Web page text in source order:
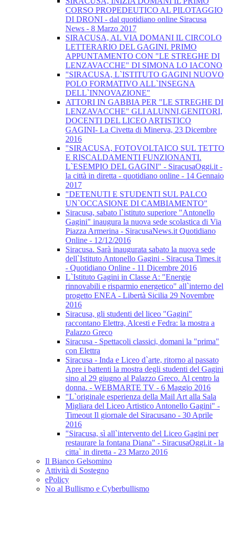
CORSO PROPEDEUTICO AL PILOTAGGIO
DI DRONI - dal quotidiano online Siracusa
News - 8 Marzo 2017
SIRACUSA, AL VIA DOMANI IL CIRCOLO
LETTERARIO DEL GAGINI. PRIMO
APPUNTAMENTO CON "LE STREGHE DI
LENZAVACCHE" DI SIMONA LO IACONO
"SIRACUSA, L`ISTITUTO GAGINI NUOVO
POLO FORMATIVO ALL`INSEGNA
DELL`INNOVAZIONE"
ATTORI IN GABBIA PER "LE STREGHE DI
LENZAVACCHE" GLI ALUNNI,GENITORI,
DOCENTI DEL LICEO ARTISTICO
GAGINI- La Civetta di Minerva, 23 Dicembre
2016
"SIRACUSA, FOTOVOLTAICO SUL TETTO
E RISCALDAMENTI FUNZIONANTI.
L`ESEMPIO DEL GAGINI" - SiracusaOggi.it -
la città in diretta - quotidiano online - 14 Gennaio
2017
"DETENUTI E STUDENTI SUL PALCO
UN`OCCASIONE DI CAMBIAMENTO"
Siracusa, sabato l`istituto superiore "Antonello
Gagini" inaugura la nuova sede scolastica di Via
Piazza Armerina - SiracusaNews.it Quotidiano
Online - 12/12/2016
Siracusa. Sarà inaugurata sabato la nuova sede
dell`Istituto Antonello Gagini - Siracusa Times.it
- Quotidiano Online - 11 Dicembre 2016
L`Istituto Gagini in Classe A: "Energie
rinnovabili e risparmio energetico" all`interno del
progetto ENEA - Libertà Sicilia 29 Novembre
2016
Siracusa, gli studenti del liceo "Gagini"
raccontano Elettra, Alcesti e Fedra: la mostra a
Palazzo Greco
Siracusa - Spettacoli classici, domani la "prima"
con Elettra
Siracusa - Inda e Liceo d`arte, ritorno al passato
Apre i battenti la mostra degli studenti del Gagini
sino al 29 giugno al Palazzo Greco. Al centro la
donna. - WEBMARTE TV - 6 Maggio 2016
"L`originale esperienza della Mail Art alla Sala
Migliara del Liceo Artistico Antonello Gagini" -
Timeout Il giornale del Siracusano - 30 Aprile
2016
"Siracusa, sì all`intervento del Liceo Gagini per
restaurare la fontana Diana" - SiracusaOggi.it - la
citta` in diretta - 23 Marzo 2016
Il Bianco Gelsomino
Attività di Sostegno
ePolicy
No al Bullismo e Cyberbullismo